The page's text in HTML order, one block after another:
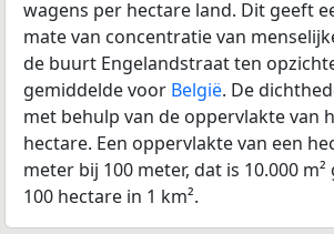
wagens per hectare land. Dit geeft
mate van concentratie van
de buurt Engelandstraat ten
gemiddelde voor België. De
met behulp van de oppervlakte van
hectare. Een oppervlakte van een
meter bij 100 meter, dat is 10.000
100 hectare in 1 km².